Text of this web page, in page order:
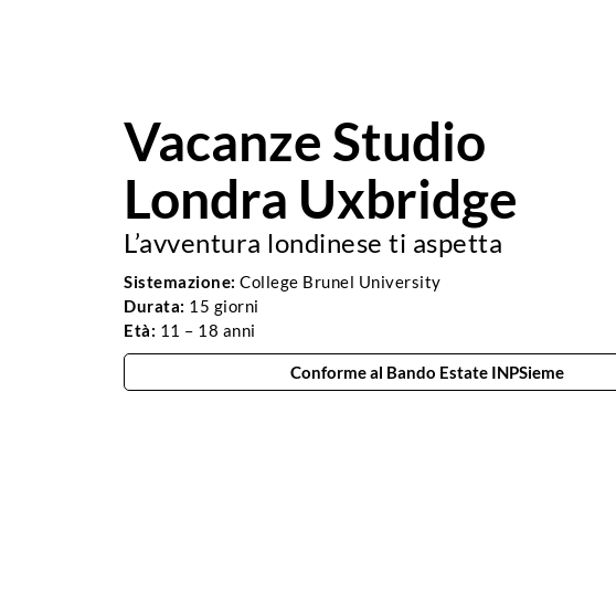
Vacanze Studio
Londra Uxbridge
L’avventura londinese ti aspetta
Sistemazione: College Brunel University
Durata: 15 giorni
Età: 11 – 18 anni
Conforme al Bando Estate INPSieme